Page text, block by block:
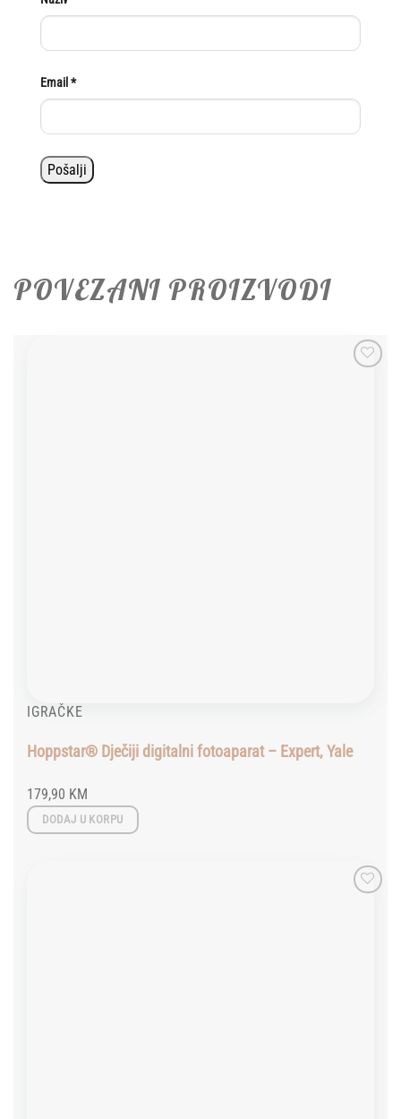
Email *
POVEZANI PROIZVODI
IGRAČKE
Hoppstar® Dječiji digitalni fotoaparat – Expert, Yale
179,90 KM
DODAJ U KORPU